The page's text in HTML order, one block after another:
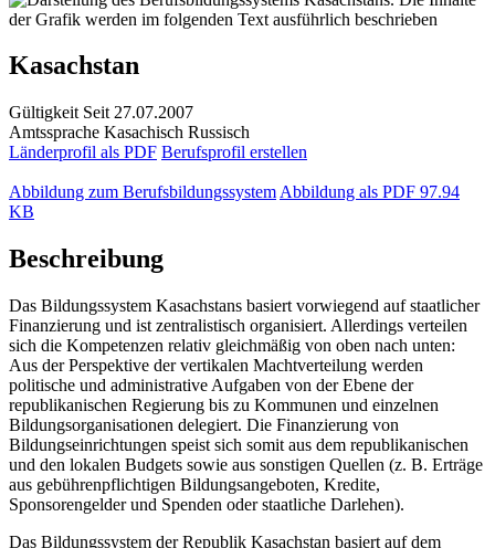
Kasachstan
Gültigkeit Seit 27.07.2007
Amtssprache Kasachisch Russisch
Länderprofil als PDF Berufsprofil erstellen
Abbildung zum Berufsbildungssystem Abbildung als PDF 97.94
KB
Beschreibung
Das Bildungssystem Kasachstans basiert vorwiegend auf staatlicher
Finanzierung und ist zentralistisch organisiert. Allerdings verteilen
sich die Kompetenzen relativ gleichmäßig von oben nach unten:
Aus der Perspektive der vertikalen Machtverteilung werden
politische und administrative Aufgaben von der Ebene der
republikanischen Regierung bis zu Kommunen und einzelnen
Bildungsorganisationen delegiert. Die Finanzierung von
Bildungseinrichtungen speist sich somit aus dem republikanischen
und den lokalen Budgets sowie aus sonstigen Quellen (z. B. Erträge
aus gebührenpflichtigen Bildungsangeboten, Kredite,
Sponsorengelder und Spenden oder staatliche Darlehen).
Das Bildungssystem der Republik Kasachstan basiert auf dem